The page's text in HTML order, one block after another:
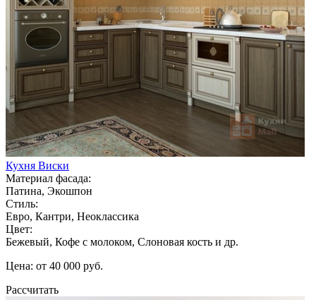
Кухня Виски
Материал фасада:
Патина, Экошпон
Стиль:
Евро, Кантри, Неоклассика
Цвет:
Бежевый, Кофе с молоком, Слоновая кость и др.
Цена: от 40 000 руб.
Рассчитать